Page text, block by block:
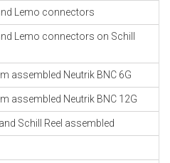
Lemo connectors
Lemo connectors on Schill
assembled Neutrik BNC 6G
assembled Neutrik BNC 12G
Schill Reel assembled